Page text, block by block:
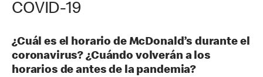
COVID-19
¿Cuál es el horario de McDonald’s durante el
coronavirus? ¿Cuándo volverán a los
horarios de antes de la pandemia?